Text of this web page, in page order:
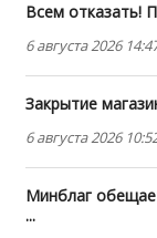
Всем отказать!
6 августа 2026
Закрытие
6 августа 2026
Минблаг
...